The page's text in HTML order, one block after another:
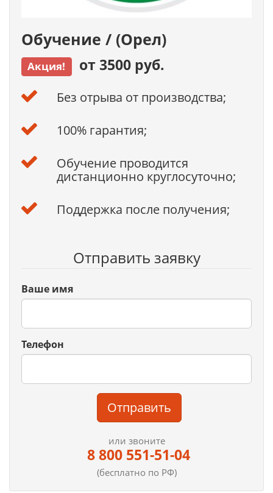
Обучение / (Орел)
Акция! от 3500 руб.
Без отрыва от производства;
100% гарантия;
Обучение проводится
дистанционно круглосуточно;
Поддержка после получения;
Отправить заявку
Ваше имя
Телефон
Отправить
или звоните
8 800 551-51-04
(бесплатно по РФ)